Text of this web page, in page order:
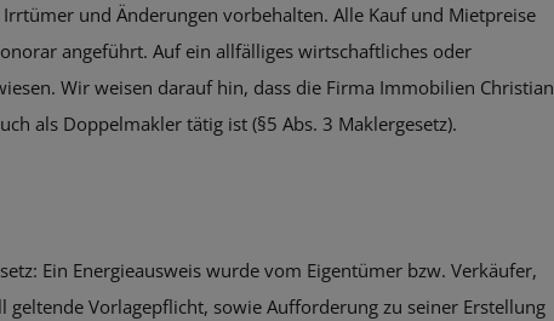
und Änderungen vorbehalten. Alle Kauf und Mietpreise
angeführt. Auf ein allfälliges wirtschaftliches oder
Wir weisen darauf hin, dass die Firma Immobilien Christian
als Doppelmakler tätig ist (§5 Abs. 3 Maklergesetz).
Ein Energieausweis wurde vom Eigentümer bzw. Verkäufer,
geltende Vorlagepflicht, sowie Aufforderung zu seiner Erstellung